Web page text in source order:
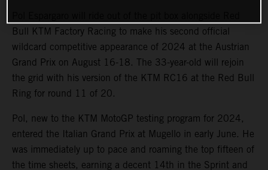
Bull KTM Factory Racing to make his second official
wildcard competitive appearance of 2024 at the Austrian
Grand Prix on August 16-18. The 33-year-old will rejoin
the grid with his version of the KTM RC16 at the Red Bull
Ring for round 11 of 20.
Pol, new to the KTM MotoGP testing program for 2024,
entered the Italian Grand Prix at Mugello in early June. He
was immediately up to pace and roaming the top fifteen of
the time sheets, earning a decent 14th in the Sprint and